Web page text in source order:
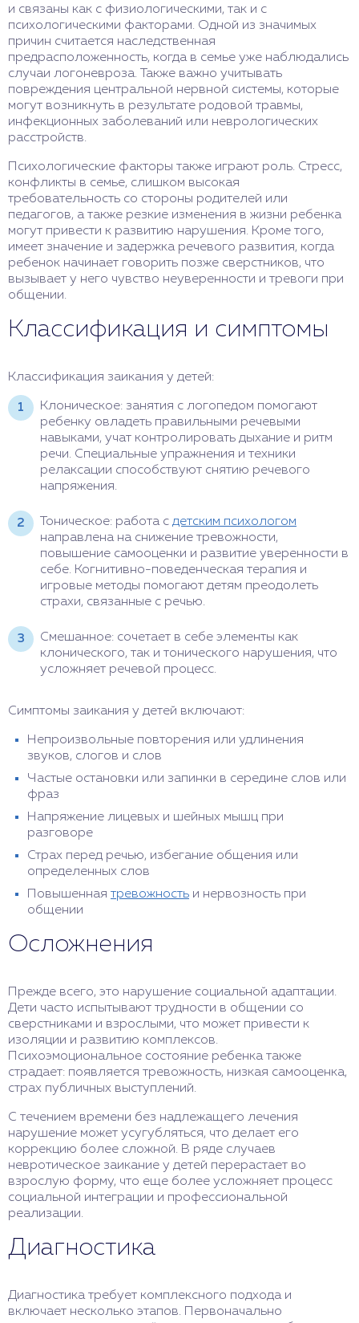
и связаны как с физиологическими, так и с
психологическими факторами. Одной из значимых
причин считается наследственная
предрасположенность, когда в семье уже наблюдались
случаи логоневроза. Также важно учитывать
повреждения центральной нервной системы, которые
могут возникнуть в результате родовой травмы,
инфекционных заболеваний или неврологических
расстройств.
Психологические факторы также играют роль. Стресс,
конфликты в семье, слишком высокая
требовательность со стороны родителей или
педагогов, а также резкие изменения в жизни ребенка
могут привести к развитию нарушения. Кроме того,
имеет значение и задержка речевого развития, когда
ребенок начинает говорить позже сверстников, что
вызывает у него чувство неуверенности и тревоги при
общении.
Классификация и симптомы
Классификация заикания у детей:
Клоническое: занятия с логопедом помогают
ребенку овладеть правильными речевыми
навыками, учат контролировать дыхание и ритм
речи. Специальные упражнения и техники
релаксации способствуют снятию речевого
напряжения.
Тоническое: работа с детским психологом
направлена на снижение тревожности,
повышение самооценки и развитие уверенности в
себе. Когнитивно-поведенческая терапия и
игровые методы помогают детям преодолеть
страхи, связанные с речью.
Смешанное: сочетает в себе элементы как
клонического, так и тонического нарушения, что
усложняет речевой процесс.
Симптомы заикания у детей включают:
Непроизвольные повторения или удлинения
звуков, слогов и слов
Частые остановки или запинки в середине слов или
фраз
Напряжение лицевых и шейных мышц при
разговоре
Страх перед речью, избегание общения или
определенных слов
Повышенная тревожность и нервозность при
общении
Осложнения
Прежде всего, это нарушение социальной адаптации.
Дети часто испытывают трудности в общении со
сверстниками и взрослыми, что может привести к
изоляции и развитию комплексов.
Психоэмоциональное состояние ребенка также
страдает: появляется тревожность, низкая самооценка,
страх публичных выступлений.
С течением времени без надлежащего лечения
нарушение может усугубляться, что делает его
коррекцию более сложной. В ряде случаев
невротическое заикание у детей перерастает во
взрослую форму, что еще более усложняет процесс
социальной интеграции и профессиональной
реализации.
Диагностика
Диагностика требует комплексного подхода и
включает несколько этапов. Первоначально